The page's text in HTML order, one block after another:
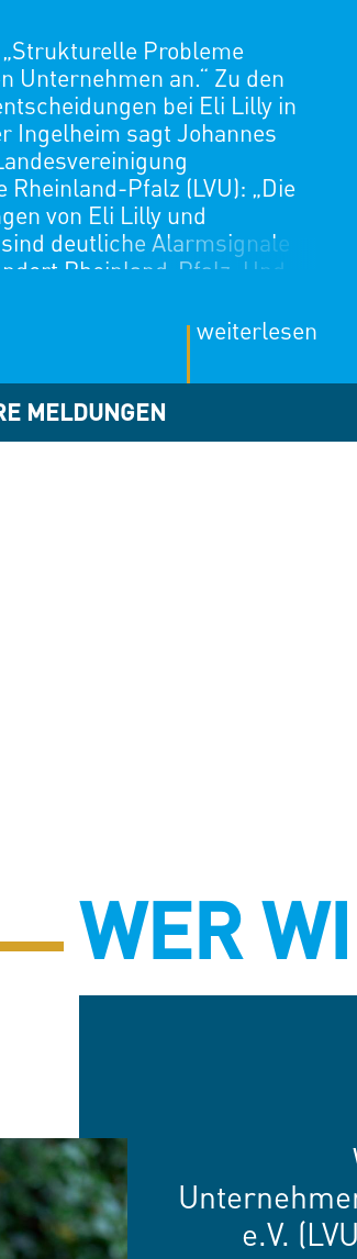
Probleme
Unternehmen an.“ Zu den
bei Eli Lilly in
Ingelheim sagt Johannes
Pfalz (LVU): „Die
von Eli Lilly und
deutliche Alarmsignale
Rheinland-Pfalz. Und
im Land eine Reihe von
verlagert, Standorte
abgebaut wurden. Die
sind damit nicht
weiterlesen
MELDUNGEN
WER
e.V.